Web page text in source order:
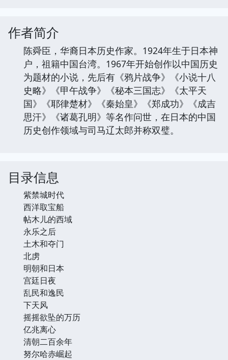
作者简介
陈舜臣，华裔日本历史作家。1924年生于日本神
户，祖籍中国台湾。1967年开始创作以中国历史
为题材的小说，先后有《鸦片战争》《小说十八
史略》《甲午战争》《秘本三国志》《太平天
国》《耶律楚材》《秦始皇》《郑成功》《成吉
思汗》《诸葛孔明》等名作问世，在日本的中国
历史创作领域与司马辽太郎并称双璧。
目录信息
紫禁城时代
西洋取宝船
帖木儿的西域
永乐之后
土木和夺门
北虏
明朝和日本
宫廷日夜
乱民和逸民
下天风
摇摇欲坠的万历
亿兆离心
清朝二百余年
努尔哈赤崛起